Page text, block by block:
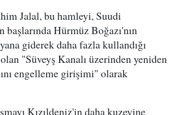
Jalal, bu hamleyi, Suudi
başlarında Hürmüz Boğazı'nın
giderek daha fazla kullandığı
"Süveyş Kanalı üzerinden yeniden
engelleme girişimi" olarak
Kızıldeniz'in daha kuzeyine